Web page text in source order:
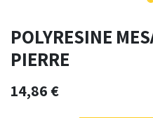
POLYRESINE
PIERRE
14,86€